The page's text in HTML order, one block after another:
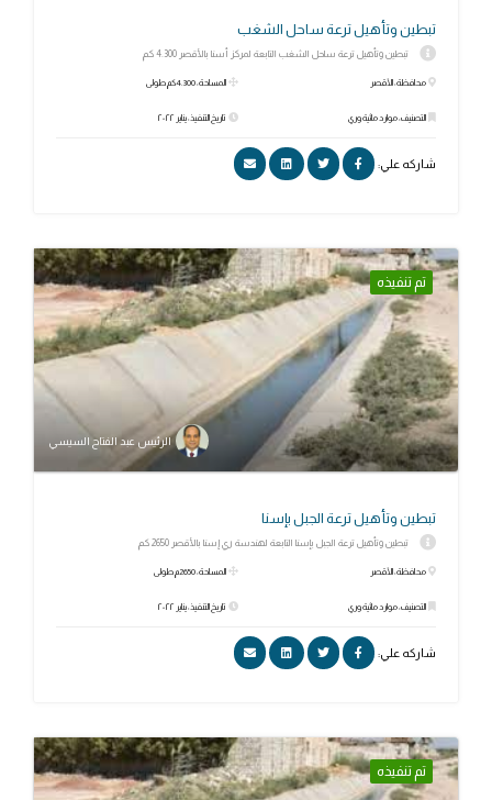
تبطين وتأهيل ترعة ساحل الشغب
تبطين وتأهيل ترعة ساحل الشغب التابعة لمركز أسنا بالأقصر 4.300 كم
محافظة: الأقصر
التصنيف: موارد مائية وري
المساحة: 4.300كم طولى
تاريخ التنفيذ: يناير ٢٠٢٢
شاركه علي:
تم تنفيذه
الرئيس عبد الفتاح السيسي
تبطين وتأهيل ترعة الجبل بإسنا
تبطين وتأهيل ترعة الجبل بإسنا التابعة لهندسة ري إسنا بالأقصر 2650 كم
محافظة: الأقصر
التصنيف: موارد مائية وري
المساحة: 2650م طولى
تاريخ التنفيذ: يناير ٢٠٢٢
شاركه علي:
تم تنفيذه